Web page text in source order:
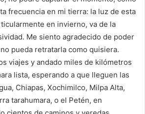
frecuencia en mi tierra: la luz de esta
en invierno, va de la
Me siento agradecido de poder
pueda retratarla como quisiera.
viajes y andado miles de kilómetros
lista, esperando a que lleguen las
Chiapas, Xochimilco, Milpa Alta,
tarahumara, o el Petén, en